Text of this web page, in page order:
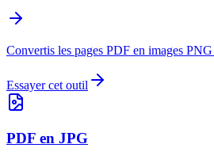
Convertis les pages PDF en images
Essayer cet outil
PDF en JPG